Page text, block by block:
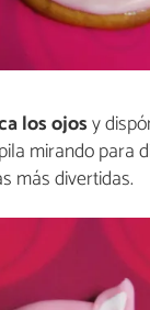
los ojosy
mirando para
más divertidas.